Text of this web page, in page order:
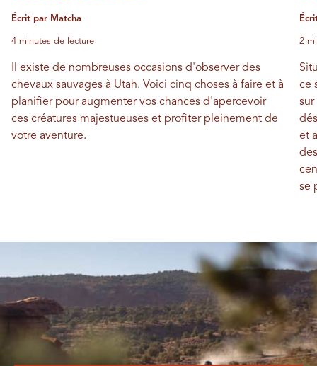
Écrit par Matcha
4 minutes de lecture
Il existe de nombreuses occasions d'observer des
chevaux sauvages à Utah. Voici cinq choses à faire et à
planifier pour augmenter vos chances d'apercevoir
ces créatures majestueuses et profiter pleinement de
votre aventure.
2
ce
sur
et
se